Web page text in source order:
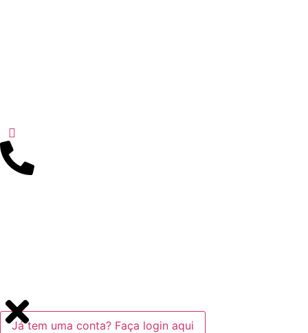
Já tem uma conta? Faça login aqui